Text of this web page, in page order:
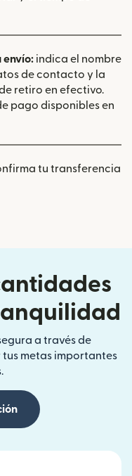
envío: indica el nombre
de contacto y la
retiro en efectivo.
pago disponibles en
tu transferencia
a través de
metas importantes